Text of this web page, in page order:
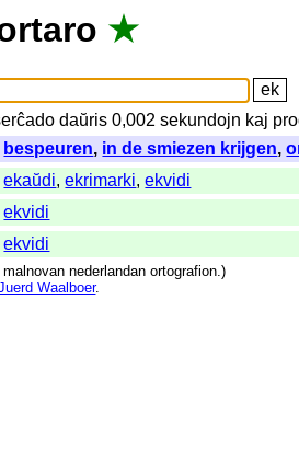
★
daŭris 0,002sekundojn kaj
bespeuren, in de smiezen krijgen,
ekaŭdi,ekrimarki,ekvidi
ekvidi
ekvidi
malnovan nederlandan ortografion.)
Waalboer.